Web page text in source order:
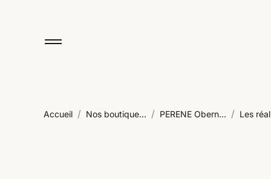
Accueil / Nos boutique... / PERENE Obern... / Les